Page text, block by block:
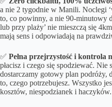
a nie 2 tygodnie w Manili. Noclegi
to, co powinny, a nie 90-minutowy
lub przy plaży’ nie mieszczą się
mają sens i odpowiadają na
✅ Pełna przejrzystość i kontrola
płacisz i czego się spodziewać.
dostarczamy gotowy plan podróży,
to, czego potrzebujesz. Wszystko
kosztów, niespodzianek i haczyków.